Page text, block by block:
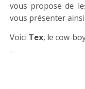
vous propose de
vous présenter
Voici Tex, le cow-